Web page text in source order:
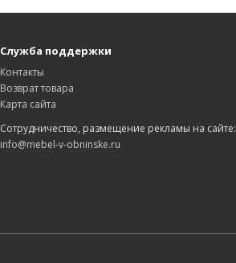
Служба поддержки
Контакты
Возврат товара
Карта сайта
Сотрудничество, размещение рекламы на сайте:
info@mebel-v-obninske.ru